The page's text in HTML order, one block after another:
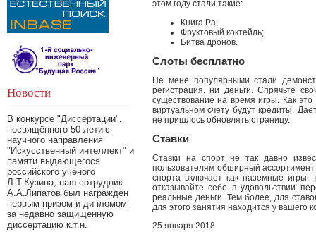
Новости
В конкурсе "Диссертации",
посвящённого 50-летию
научного направления
"Искусственный интеллект" и
памяти выдающегося
российского учёного
Л.Т.Кузина, наш сотрудник
А.А.Липатов был награждён
первым призом и дипломом
за недавно защищенную
диссертацию к.т.н.
этом году стали такие:
Книга Ра;
Фруктовый коктейль;
Битва дронов.
Слоты бесплатно
Не мене популярными стали
регистрация, ни деньги. Спрячьте
существование на время игры. Как
виртуальном счету будут кредиты.
не пришлось обновлять страницу.
Ставки
Ставки на спорт не так давно
пользователям обширный
спорта включает как наземные игры,
отказывайте себе в удовольствии
реальные деньги. Тем более, для
для этого занятия находится у вашего
25 января 2018